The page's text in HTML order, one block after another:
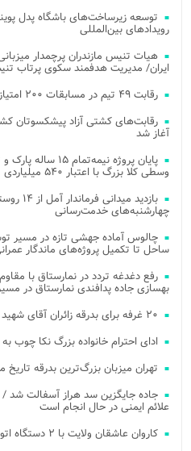
توسعه زیرساخت‌های باشگاه پدل
رویدادهای بین‌المللی
هیات تنیس مازندران پرچمدار
ایران/ مدیریت هدفمند سکوی پرتاب
رقابت ۴۹ تیم در مسابقات ۲۰۰ امتیازی تنیس ساحلی کشور در مازندران
آغاز شد
وسطی کلا بزرگ با اعتبار ۵۴۰ میلیاردی
بازدید
چهارشنبه‌های خدمت‌رسانی
ساحل تا تکمیل پروژه‌های ماندگار
رفع دغدغه تردد در نمارستاق با
بهسازی جاده پدافندی نمارستاق در
۲۰ غرفه برای بدرقه زائران آقای شهید ایران در مسیر طریق الرضا برپا شد
ادای احترام خانواده بزرگ نکا چوب
تهران میزبان بزرگ‌ترین بدرقه تاریخ
جاده جایگزین سد هراز آسفالت شد
علائم ایمنی در حال انجام است
کاروان عاشقان ولایت با ۲ دستگاه اتوبوس از بلده راهی تهران شد